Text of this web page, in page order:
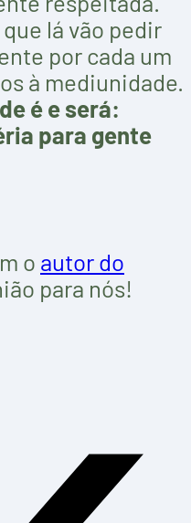
lá vão pedir
por cada um
à mediunidade.
é e será:
para gente
o autor do
para nós!